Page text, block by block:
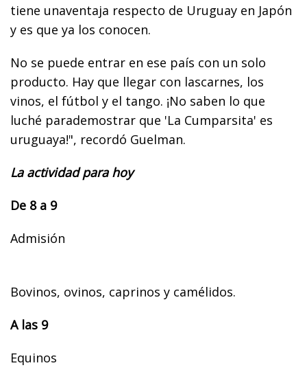
tiene unaventaja respecto de Uruguay en Japón
y es que ya los conocen.
No se puede entrar en ese país con un solo
producto. Hay que llegar con lascarnes, los
vinos, el fútbol y el tango. ¡No saben lo que
luché parademostrar que 'La Cumparsita' es
uruguaya!", recordó Guelman.
La actividad para hoy
De 8 a 9
Admisión
Bovinos, ovinos, caprinos y camélidos.
A las 9
Equinos